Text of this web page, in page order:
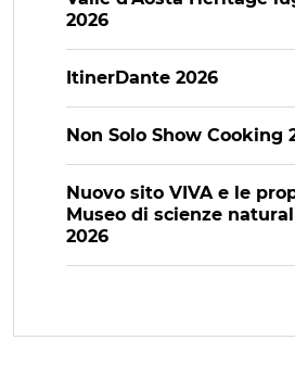
2026
ItinerDante 2026
Non Solo Show Cooking
Nuovo sito VIVA e le
Museo di scienze
2026